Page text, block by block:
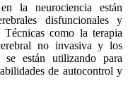
la neurociencia están
disfuncionales y
Técnicas como la terapia
no invasiva y los
se están utilizando para
de autocontrol y